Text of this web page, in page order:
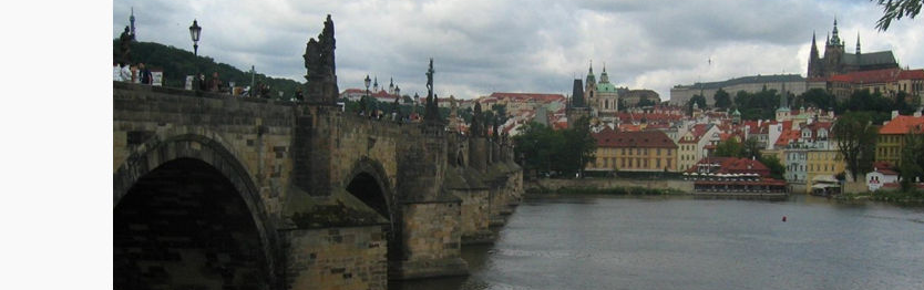
realiza tras rellenar el cuestionario de satisfacción en "Mi viaje") o los que estén en luna de miel
contarán con un descuento del 5%.